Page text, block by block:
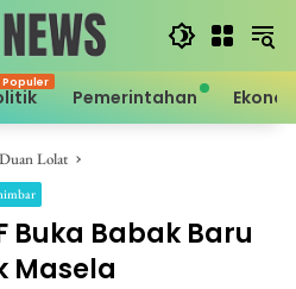
Pemerintahan
Duan Lolat
Buka Babak Baru
Masela